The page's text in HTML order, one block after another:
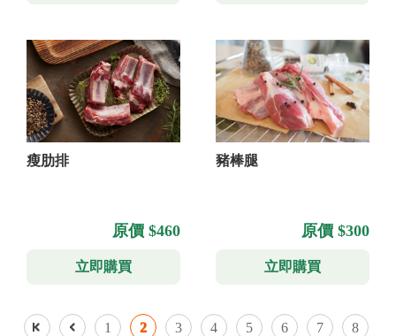
瘦肋排
原價 $460
立即購買
豬棒腿
原價 $300
立即購買
1 2 3 4 5 6 7 8